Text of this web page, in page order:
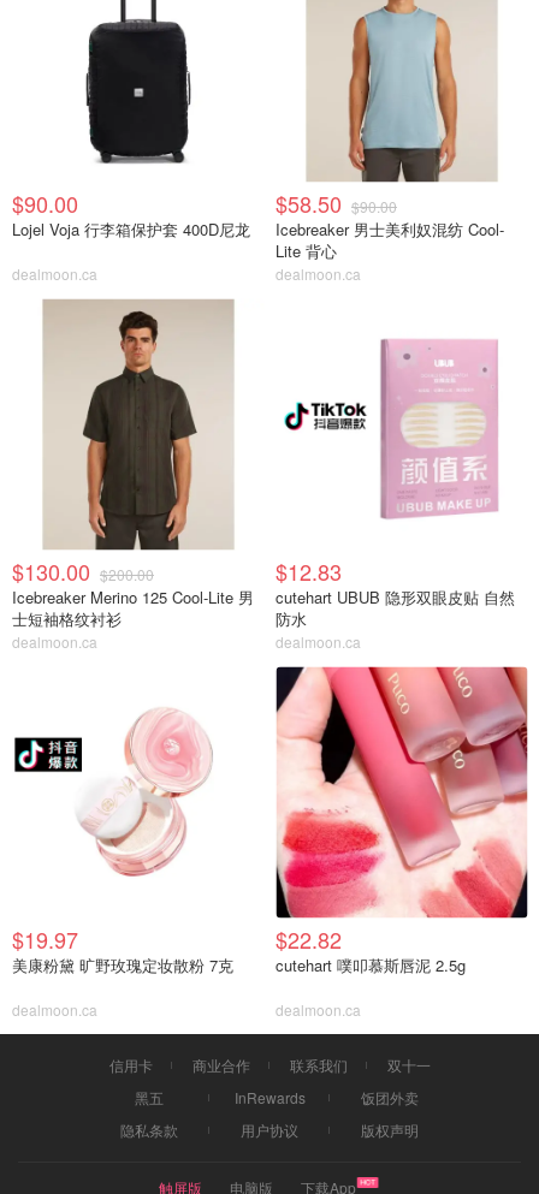
$90.00
Lojel Voja 行李箱保护套 400D尼龙
dealmoon.ca
$58.50 $90.00
Icebreaker 男士美利奴混纺 Cool-
Lite 背心
dealmoon.ca
$130.00 $200.00
Icebreaker Merino 125 Cool-Lite 男
士短袖格纹衬衫
dealmoon.ca
$12.83
cutehart UBUB 隐形双眼皮贴 自然
防水
dealmoon.ca
$19.97
美康粉黛 旷野玫瑰定妆散粉 7克
dealmoon.ca
$22.82
cutehart 噗叩慕斯唇泥 2.5g
dealmoon.ca
信用卡 商业合作 联系我们
双十一
黑五
InRewards
饭团外卖
隐私条款
用户协议 版权声明
触屏版 电脑版 下载App